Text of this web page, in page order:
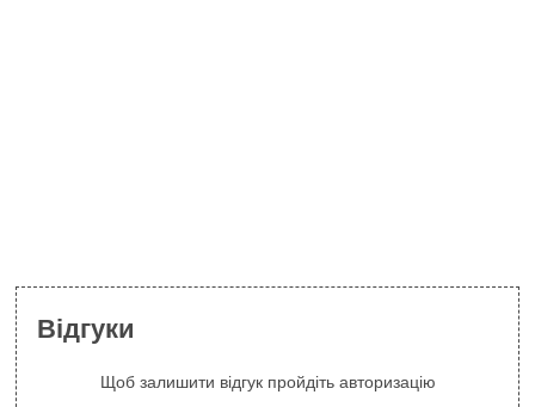
Відгуки
Щоб залишити відгук пройдіть авторизацію